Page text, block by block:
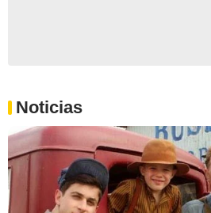
Noticias